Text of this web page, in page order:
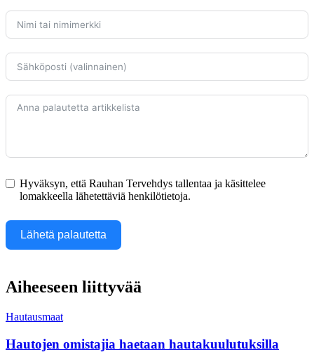
Hyväksyn, että Rauhan Tervehdys tallentaa ja käsittelee
lomakkeella lähetettäviä henkilötietoja.
Lähetä palautetta
Aiheeseen liittyvää
Hautausmaat
Hautojen omistajia haetaan hautakuulutuksilla